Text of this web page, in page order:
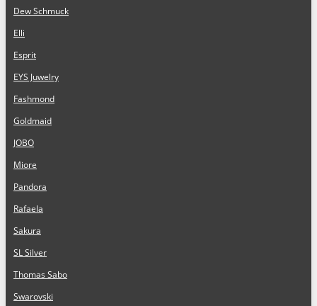
Dew Schmuck
Elli
Esprit
EYS Juwelry
Fashmond
Goldmaid
JOBO
Miore
Pandora
Rafaela
Sakura
SL Silver
Thomas Sabo
Swarovski